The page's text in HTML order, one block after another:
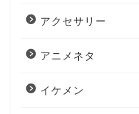
アクセサリー
アニメネタ
イケメン